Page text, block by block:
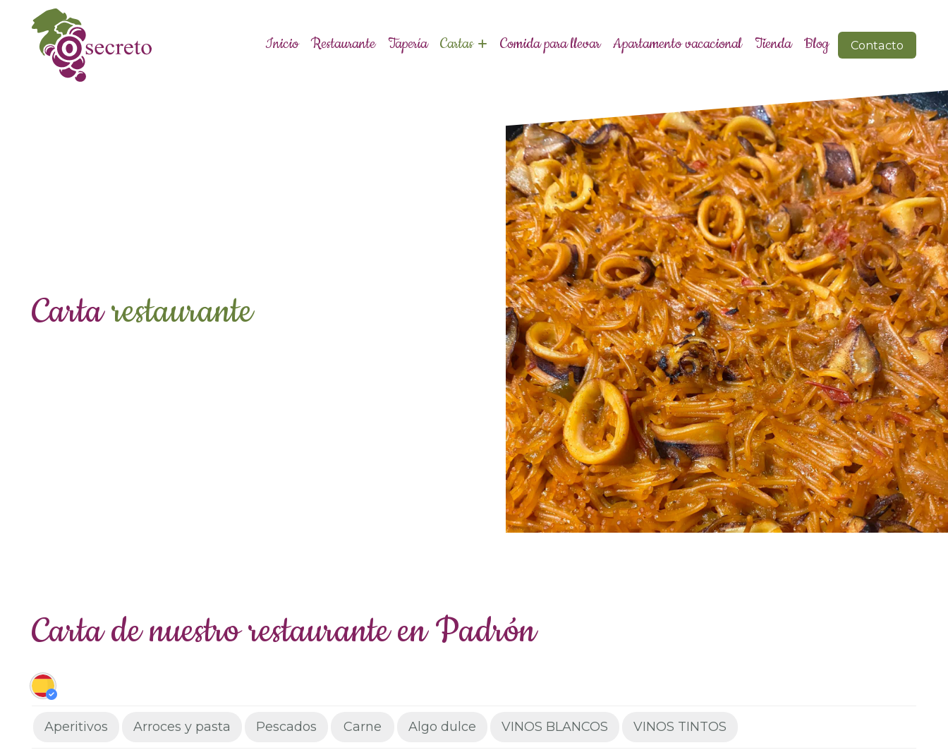
Inicio Restaurante Tapería Cartas Comida para llevar Apartamento vacacional Tienda Blog Contacto
Cartarestaurante
Carta de nuestro restaurante en Padrón
Aperitivos Arroces y pasta Pescados Carne Algo dulce VINOS BLANCOS VINOS TINTOS